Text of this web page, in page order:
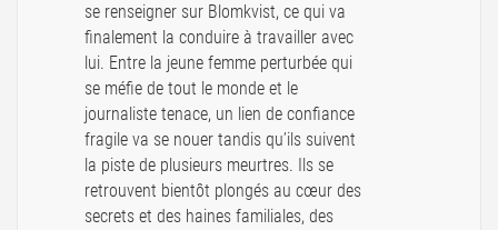
se renseigner sur Blomkvist, ce qui va
finalement la conduire à travailler avec
lui. Entre la jeune femme perturbée qui
se méfie de tout le monde et le
journaliste tenace, un lien de confiance
fragile va se nouer tandis qu’ils suivent
la piste de plusieurs meurtres. Ils se
retrouvent bientôt plongés au cœur des
secrets et des haines familiales, des